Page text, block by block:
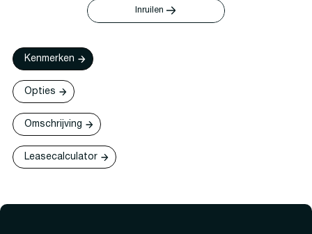
Inruilen
Kenmerken
Opties
Omschrijving
Leasecalculator